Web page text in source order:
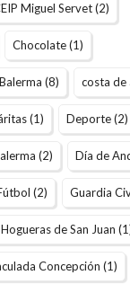
Miguel Servet(2)
Chocolate(1)
(8) costa de
(1) Deporte(2)
(2) Día de
(2) Guardia
Hogueras de San Juan
Concepción (1)